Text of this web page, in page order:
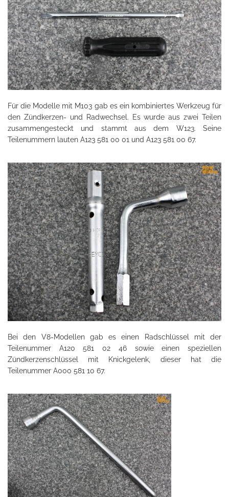
Für die Modelle mit M103 gab es ein kombiniertes Werkzeug für
den Zündkerzen- und Radwechsel. Es wurde aus zwei Teilen
zusammengesteckt und stammt aus dem W123. Seine
Teilenummern lauten A123 581 00 01 und A123 581 00 67.
Bei den V8-Modellen gab es einen Radschlüssel mit der
Teilenummer A120 581 02 46 sowie einen speziellen
Zündkerzenschlüssel mit Knickgelenk, dieser hat die
Teilenummer A000 581 10 67.